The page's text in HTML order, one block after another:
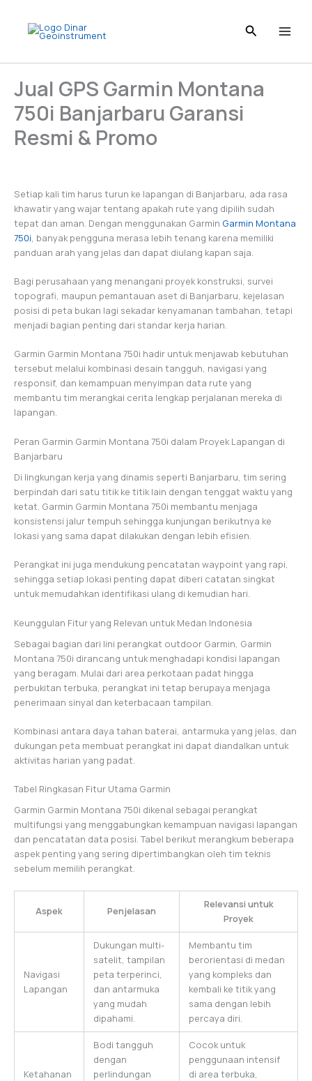
content
s
a
m
n
I
n
k
n
e
t
c
o
k
Jual GPS Garmin Montana
750i Banjarbaru Garansi
Resmi & Promo
Setiap kali tim harus turun ke lapangan di Banjarbaru, ada rasa
khawatir yang wajar tentang apakah rute yang dipilih sudah
tepat dan aman. Dengan menggunakan Garmin Garmin Montana
750i , banyak pengguna merasa lebih tenang karena memiliki
panduan arah yang jelas dan dapat diulang kapan saja.
Bagi perusahaan yang menangani proyek konstruksi, survei
topografi, maupun pemantauan aset di Banjarbaru, kejelasan
posisi di peta bukan lagi sekadar kenyamanan tambahan, tetapi
menjadi bagian penting dari standar kerja harian.
Garmin Garmin Montana 750i hadir untuk menjawab kebutuhan
tersebut melalui kombinasi desain tangguh, navigasi yang
responsif, dan kemampuan menyimpan data rute yang
membantu tim merangkai cerita lengkap perjalanan mereka di
lapangan.
Peran Garmin Garmin Montana 750i dalam Proyek Lapangan di
Banjarbaru
Di lingkungan kerja yang dinamis seperti Banjarbaru, tim sering
berpindah dari satu titik ke titik lain dengan tenggat waktu yang
ketat. Garmin Garmin Montana 750i membantu menjaga
konsistensi jalur tempuh sehingga kunjungan berikutnya ke
lokasi yang sama dapat dilakukan dengan lebih efisien.
Perangkat ini juga mendukung pencatatan waypoint yang rapi,
sehingga setiap lokasi penting dapat diberi catatan singkat
untuk memudahkan identifikasi ulang di kemudian hari.
Keunggulan Fitur yang Relevan untuk Medan Indonesia
Sebagai bagian dari lini perangkat outdoor Garmin, Garmin
Montana 750i dirancang untuk menghadapi kondisi lapangan
yang beragam. Mulai dari area perkotaan padat hingga
perbukitan terbuka, perangkat ini tetap berupaya menjaga
penerimaan sinyal dan keterbacaan tampilan.
Kombinasi antara daya tahan baterai, antarmuka yang jelas, dan
dukungan peta membuat perangkat ini dapat diandalkan untuk
aktivitas harian yang padat.
Tabel Ringkasan Fitur Utama Garmin
Garmin Garmin Montana 750i dikenal sebagai perangkat
multifungsi yang menggabungkan kemampuan navigasi lapangan
dan pencatatan data posisi. Tabel berikut merangkum beberapa
aspek penting yang sering dipertimbangkan oleh tim teknis
sebelum memilih perangkat.
Aspek Penjelasan
Relevansi untuk
Proyek
Navigasi
Lapangan
Dukungan multi-
satelit, tampilan
peta terperinci,
dan antarmuka
yang mudah
dipahami.
Membantu tim
berorientasi di medan
yang kompleks dan
kembali ke titik yang
sama dengan lebih
percaya diri.
Ketahanan
Bodi tangguh
dengan
perlindungan
Cocok untuk
penggunaan intensif
di area terbuka,